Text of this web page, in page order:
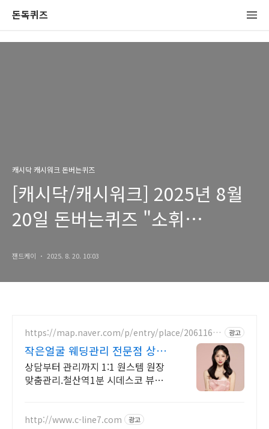
돈독퀴즈
캐시닥 캐시워크 돈버는퀴즈
[캐시닥/캐시워크] 2025년 8월
20일 돈버는퀴즈 "소휘
잰드케이 2025. 8. 20. 10:03
https://map.naver.com/p/entry/place/20611605
광고
작은얼굴 웨딩관리 전문점 상담
관리 원장 1:1 원스텝
상담부터 관리까지 1:1 원스템 원장
맞춤관리.철산역1분 시데스코 뷰티
대회 심사위원ㅣ 1:1맞춤식
http://www.c-line7.com 광고